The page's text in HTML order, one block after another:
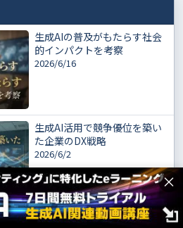
生成AIの普及がもたらす社会
的インパクトを考察
2026/6/16
生成AI活用で競争優位を築い
た企業のDX戦略
2026/6/2
生成AIの倫理問題とは？企業
×